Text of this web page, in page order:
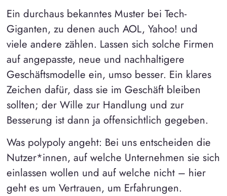
Ein durchaus bekanntes Muster bei Tech-
Giganten, zu denen auch AOL, Yahoo! und
viele andere zählen. Lassen sich solche Firmen
auf angepasste, neue und nachhaltigere
Geschäftsmodelle ein, umso besser. Ein klares
Zeichen dafür, dass sie im Geschäft bleiben
sollten; der Wille zur Handlung und zur
Besserung ist dann ja offensichtlich gegeben.
Was polypoly angeht: Bei uns entscheiden die
Nutzer*innen, auf welche Unternehmen sie sich
einlassen wollen und auf welche nicht – hier
geht es um Vertrauen, um Erfahrungen.